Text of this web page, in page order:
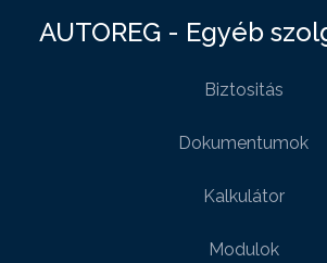
AUTOREG - Egyéb
Biztositás
Dokumentumok
Kalkulátor
Modulok